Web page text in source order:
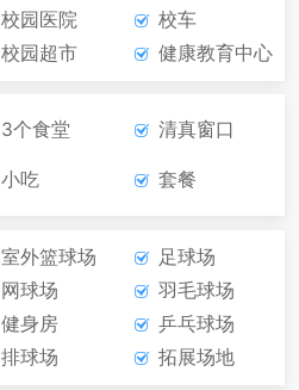
校园医院
校车
校园超市
健康教育中心
3个食堂 清真窗口
小吃 套餐
室外篮球场
足球场
网球场
羽毛球场
健身房
乒乓球场
排球场
拓展场地